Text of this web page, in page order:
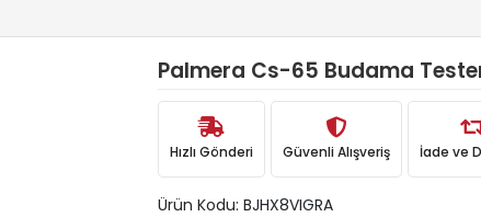
Palmera Cs-65 Budama
Hızlı Gönderi Güvenli Alışveriş İade ve
Ürün Kodu: BJHX8VIGRA